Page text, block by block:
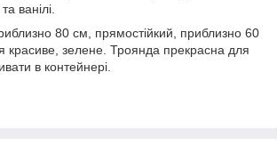
ванілі.
80 см, прямостійкий, приблизно 60
красиве, зелене. Троянда прекрасна для
в контейнері.